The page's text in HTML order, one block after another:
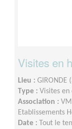
Visites en
Lieu : GIRONDE
Type : Visites en
Association :
Etablissements
Date :
Tout le